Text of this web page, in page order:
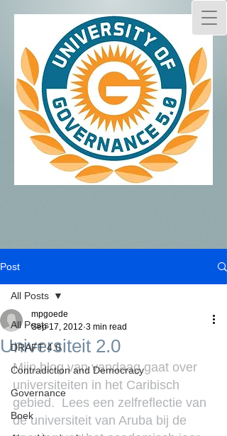
Post
All Posts
DRAFT 4.0
Contradiction and Democracy
Governance
Boek
All Posts
Universiteit 2.0
mpgoede
Sep 17, 2012 3 min read
Mijn blog van vandaag gaat over
universiteiten in het Caribisch
gebied.  Lees een zelfreflectie van
de universiteit van Aruba bij de